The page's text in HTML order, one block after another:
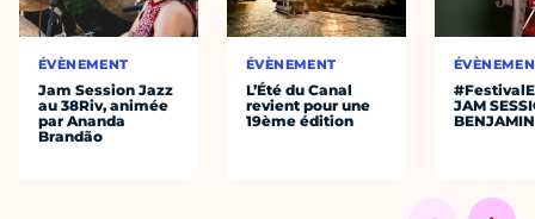
ÉVÈNEMENT
Jam Session Jazz
au 38Riv, animée
par Ananda
Brandão
ÉVÈNEMENT
L’Été du Canal
revient pour une
19ème édition
JAM